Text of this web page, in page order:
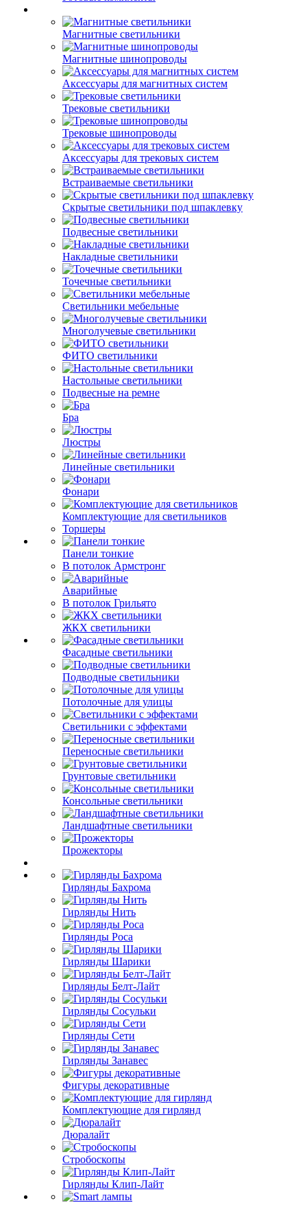
Магнитные светильники
Магнитные шинопроводы
Аксессуары для магнитных систем
Трековые светильники
Трековые шинопроводы
Аксессуары для трековых систем
Встраиваемые светильники
Скрытые светильники под шпаклевку
Подвесные светильники
Накладные светильники
Точечные светильники
Светильники мебельные
Многолучевые светильники
ФИТО светильники
Настольные светильники
Подвесные на ремне
Бра
Люстры
Линейные светильники
Фонари
Комплектующие для светильников
Торшеры
Панели тонкие
В потолок Армстронг
Аварийные
В потолок Грильято
ЖКХ светильники
Фасадные светильники
Подводные светильники
Потолочные для улицы
Светильники с эффектами
Переносные светильники
Грунтовые светильники
Консольные светильники
Ландшафтные светильники
Прожекторы
Гирлянды Бахрома
Гирлянды Нить
Гирлянды Роса
Гирлянды Шарики
Гирлянды Белт-Лайт
Гирлянды Сосульки
Гирлянды Сети
Гирлянды Занавес
Фигуры декоративные
Комплектующие для гирлянд
Дюралайт
Стробоскопы
Гирлянды Клип-Лайт